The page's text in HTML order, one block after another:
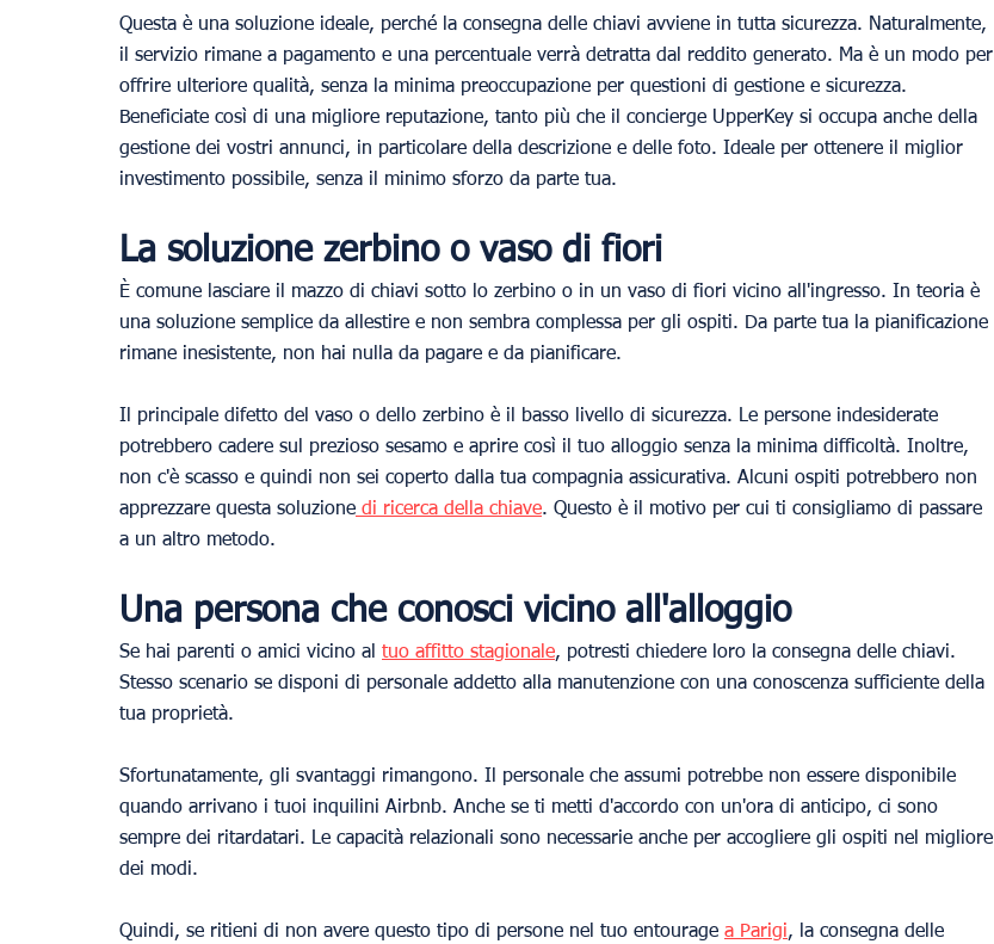
Questa è una soluzione ideale, perché la consegna delle chiavi avviene in tutta sicurezza. Naturalmente,
il servizio rimane a pagamento e una percentuale verrà detratta dal reddito generato. Ma è un modo per
offrire ulteriore qualità, senza la minima preoccupazione per questioni di gestione e sicurezza.
Beneficiate così di una migliore reputazione, tanto più che il concierge UpperKey si occupa anche della
gestione dei vostri annunci, in particolare della descrizione e delle foto. Ideale per ottenere il miglior
investimento possibile, senza il minimo sforzo da parte tua.
La soluzione zerbino o vaso di fiori
È comune lasciare il mazzo di chiavi sotto lo zerbino o in un vaso di fiori vicino all'ingresso. In teoria è
una soluzione semplice da allestire e non sembra complessa per gli ospiti. Da parte tua la pianificazione
rimane inesistente, non hai nulla da pagare e da pianificare.
Il principale difetto del vaso o dello zerbino è il basso livello di sicurezza. Le persone indesiderate
potrebbero cadere sul prezioso sesamo e aprire così il tuo alloggio senza la minima difficoltà. Inoltre,
non c'è scasso e quindi non sei coperto dalla tua compagnia assicurativa. Alcuni ospiti potrebbero non
apprezzare questa soluzione di ricerca della chiave. Questo è il motivo per cui ti consigliamo di passare
a un altro metodo.
Una persona che conosci vicino all'alloggio
Se hai parenti o amici vicino al tuo affitto stagionale, potresti chiedere loro la consegna delle chiavi.
Stesso scenario se disponi di personale addetto alla manutenzione con una conoscenza sufficiente della
tua proprietà.
Sfortunatamente, gli svantaggi rimangono. Il personale che assumi potrebbe non essere disponibile
quando arrivano i tuoi inquilini Airbnb. Anche se ti metti d'accordo con un'ora di anticipo, ci sono
sempre dei ritardatari. Le capacità relazionali sono necessarie anche per accogliere gli ospiti nel migliore
dei modi.
Quindi, se ritieni di non avere questo tipo di persone nel tuo entourage a Parigi, la consegna delle